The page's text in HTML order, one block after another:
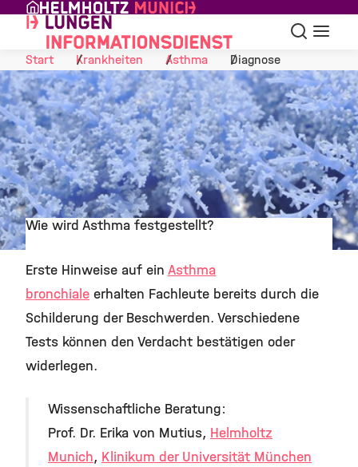
Skip to Content
Suche
Start
Krankheiten Asthma Diagnose
Wie wird Asthma festgestellt?
Erste Hinweise auf ein Asthma
bronchiale erhalten Fachleute bereits durch die
Schilderung der Beschwerden. Verschiedene
Tests können den Verdacht bestätigen oder
widerlegen.
Wissenschaftliche Beratung:
Prof. Dr. Erika von Mutius, Helmholtz
Munich, Klinikum der Universität München